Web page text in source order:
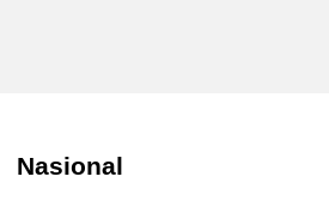
Nasional